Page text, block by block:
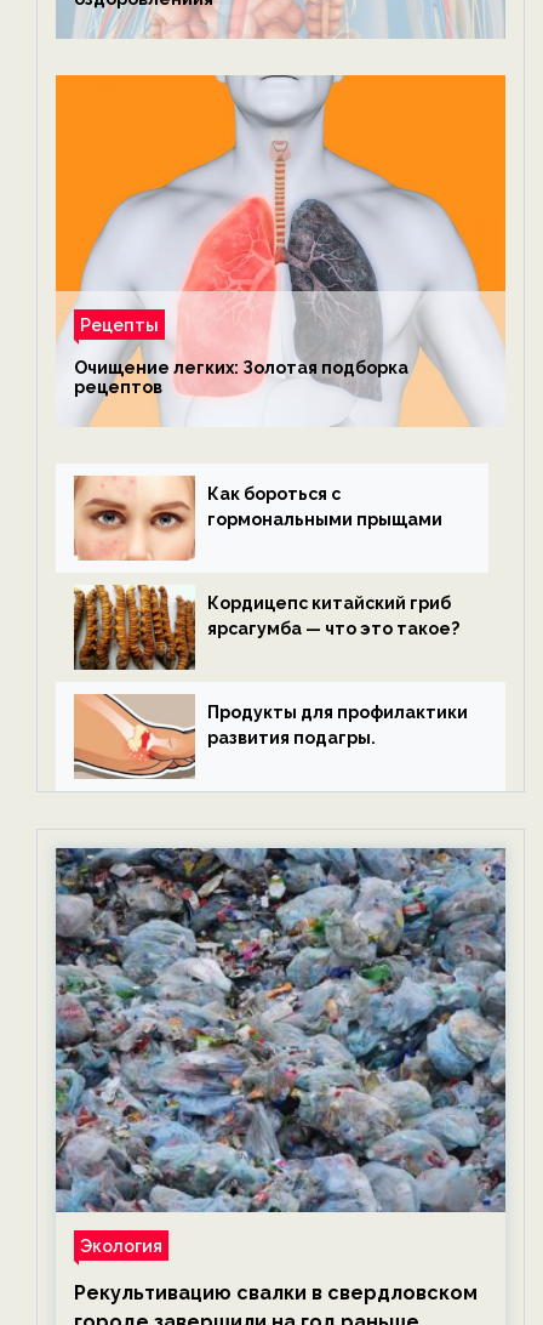
Рецепты
Очищение легких: Золотая подборка
рецептов
Как бороться с
гормональными прыщами
Кордицепс китайский гриб
ярсагумба — что это такое?
Продукты для профилактики
развития подагры.
Экология
Рекультивацию свалки в свердловском